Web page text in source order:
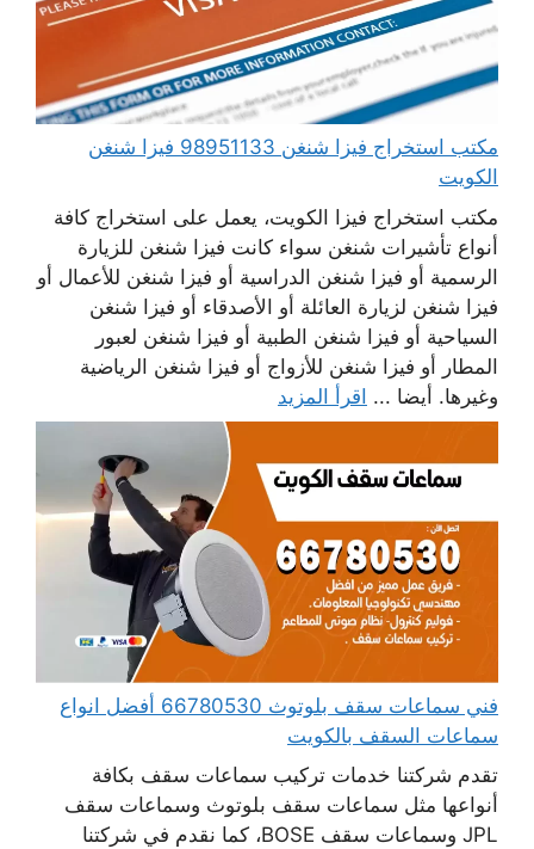
مكتب استخراج فيزا شنغن 98951133 فيزا شنغن
الكويت
مكتب استخراج فيزا الكويت، يعمل على استخراج كافة
أنواع تأشيرات شنغن سواء كانت فيزا شنغن للزيارة
الرسمية أو فيزا شنغن الدراسية أو فيزا شنغن للأعمال أو
فيزا شنغن لزيارة العائلة أو الأصدقاء أو فيزا شنغن
السياحية أو فيزا شنغن الطبية أو فيزا شنغن لعبور
المطار أو فيزا شنغن للأزواج أو فيزا شنغن الرياضية
وغيرها. أيضا ... اقرأ المزيد
فني سماعات سقف بلوتوث 66780530 أفضل انواع
سماعات السقف بالكويت
تقدم شركتنا خدمات تركيب سماعات سقف بكافة
أنواعها مثل سماعات سقف بلوتوث وسماعات سقف
JPL وسماعات سقف BOSE، كما نقدم في شركتنا